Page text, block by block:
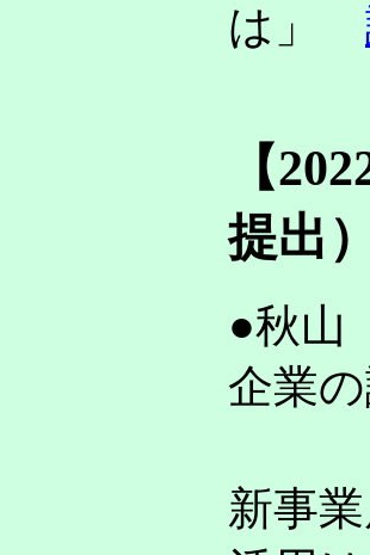
は」
【
提出
●秋山
企業
新事